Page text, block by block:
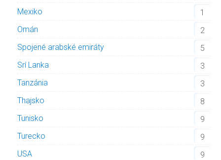
Mexiko
1
Omán
2
Spojené arabské emiráty
5
Srí Lanka
3
Tanzánia
3
Thajsko
8
Tunisko
9
Turecko
9
USA
9